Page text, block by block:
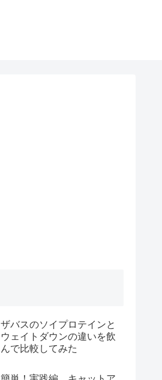
ザバスのソイプロテインと
ウェイトダウンの違いを飲
んで比較してみた